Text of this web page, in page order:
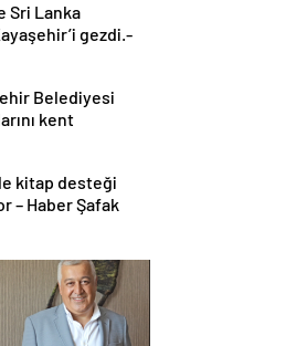
Sri Lanka
gezdi.-
Belediyesi
kent
kitap desteği
– Haber Şafak